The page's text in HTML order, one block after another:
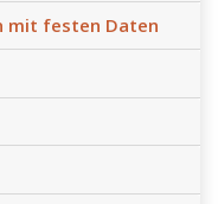
mit festen Daten